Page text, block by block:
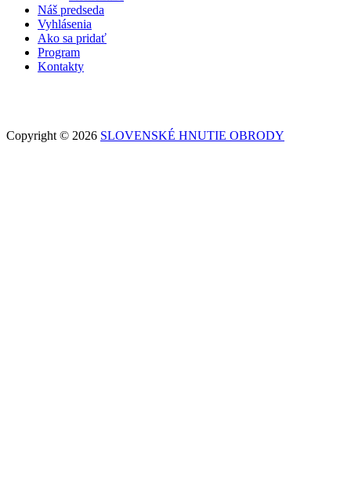
Náš predseda
Vyhlásenia
Ako sa pridať
Program
Kontakty
Copyright © 2026 SLOVENSKÉ HNUTIE OBRODY